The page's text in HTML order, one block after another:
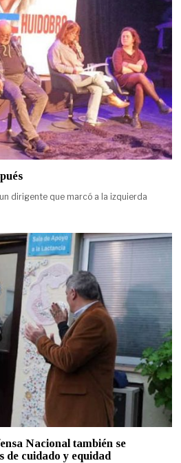
dirigente que marcó a la izquierda
Nacional también se
de cuidado y equidad